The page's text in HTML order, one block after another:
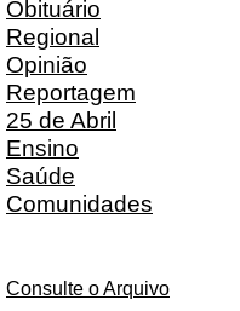
Obituário
Regional
Opinião
Reportagem
25 de Abril
Ensino
Saúde
Comunidades
Consulte o Arquivo